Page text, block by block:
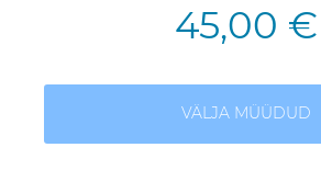
45,00 €
VÄLJA MÜÜDUD